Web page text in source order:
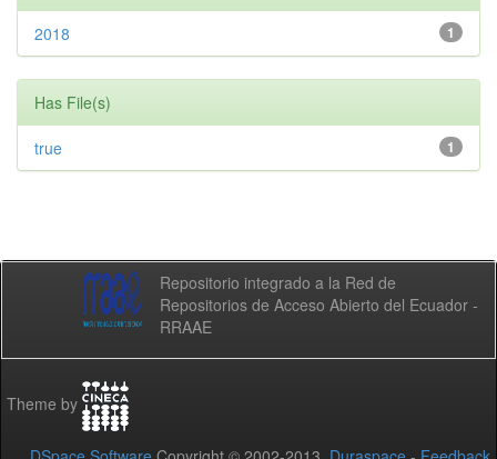
1
2018
Has File(s)
1
true
Repositorio integrado a la Red de
Repositorios de Acceso Abierto del Ecuador -
RRAAE
Theme by